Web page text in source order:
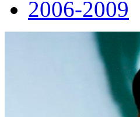
2006-2009